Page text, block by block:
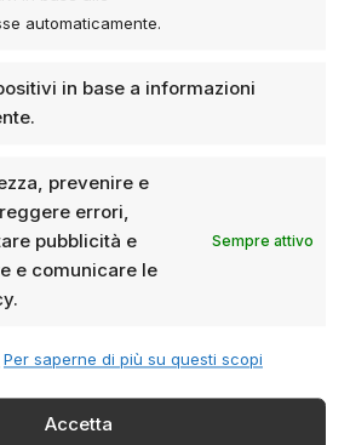
automaticamente.
in base a informazioni
prevenire e
errori,
pubblicità e
e comunicare le
Sempre attivo
Per saperne di più su questi scopi
Accetta
queste strategie al tuo
questi spunti in un piano
i nostri servizi di consulenza.